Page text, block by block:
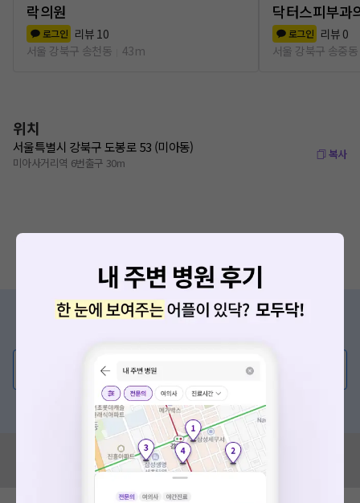
락의원
로그인 리뷰 10
서울 강북구 송천동
43m
닥터스피부과
로그인 리뷰 0
서울 강북구 송중동
위치
서울특별시 강북구 도봉로 53 (미아동)
미아사거리역 6번출구 30m
복사
증상/치료, 궁금한 점이 있나요?
💬 무엇이든 물어보세요
혹은, 의료상담 서비스에 다양한 게시글 보러가기
혹시 잘못된 병원정보가 있나요?
모두닥 팀에 알려주세요!